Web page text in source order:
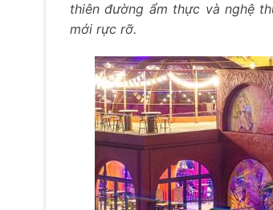
thiên đường ẩm thực và nghệ
mới rực rỡ.